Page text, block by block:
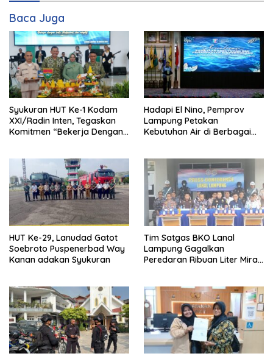
Baca Juga
Syukuran HUT Ke-1 Kodam
XXI/Radin Inten, Tegaskan
Komitmen “Bekerja Dengan
Hadapi El Nino, Pemprov
Lampung Petakan
Kebutuhan Air di Berbagai
HUT Ke-29, Lanudad Gatot
Soebroto Puspenerbad Way
Kanan adakan Syukuran
Tim Satgas BKO Lanal
Lampung Gagalkan
Peredaran Ribuan Liter Miras